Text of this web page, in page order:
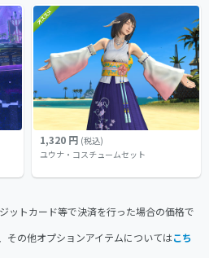
1,320 円 (税込)
ユウナ・コスチュームセット
ットカード等で決済を行った場合の価格で
その他オプションアイテムについてはこち